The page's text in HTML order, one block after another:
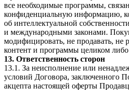
все необходимые программы,
конфиденциальную информацию,
об интеллектуальной
и международными законами.
модифицировать, не продавать, не
контент и программы целиком либо
13. Ответственность сторон
13.1. За неисполнение или
условий Договора, заключенного
акцепта настоящей оферты